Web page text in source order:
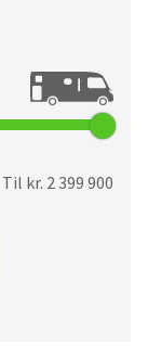
Til kr. 2 399 900